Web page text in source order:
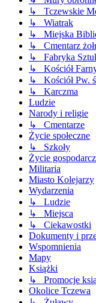
↳ Tczewskie
↳ Wiatrak
↳ Miejska
↳ Cmentarz
↳ Fabryka
↳ Kościół
↳ Kościół Pw.
↳ Karczma
Ludzie
Narody i religie
↳ Cmentarze
Życie społeczne
↳ Szkoły
Życie
Militaria
Miasto Kolejarzy
Wydarzenia
↳ Ludzie
↳ Miejsca
↳ Ciekawostki
Dokumenty i
Wspomnienia
Mapy
Książki
↳ Promocje
Okolice Tczewa